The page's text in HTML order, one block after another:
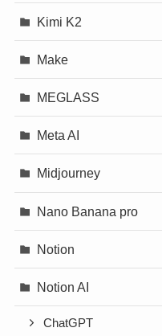
Kimi K2
Make
MEGLASS
Meta AI
Midjourney
Nano Banana pro
Notion
Notion AI
ChatGPT